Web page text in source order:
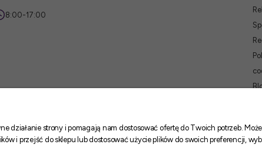
8:00-17:00
działanie strony i pomagają nam dostosować ofertę do Twoich potrzeb.
i przejść do sklepu lub dostosować użycie plików do swoich preferencji,